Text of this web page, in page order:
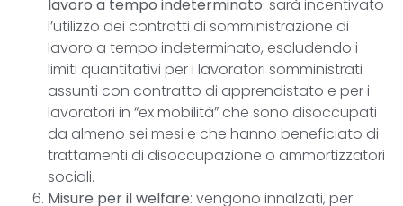
lavoro a tempo indeterminato: sarà incentivato
l’utilizzo dei contratti di somministrazione di
lavoro a tempo indeterminato, escludendo i
limiti quantitativi per i lavoratori somministrati
assunti con contratto di apprendistato e per i
lavoratori in “ex mobilità” che sono disoccupati
da almeno sei mesi e che hanno beneficiato di
trattamenti di disoccupazione o ammortizzatori
sociali.
Misure per il welfare: vengono innalzati, per